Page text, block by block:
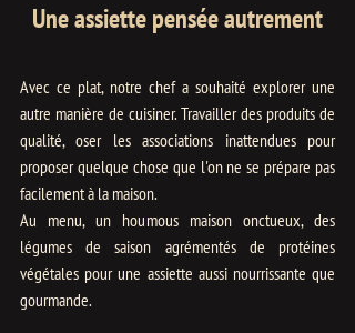
Une assiette pensée autrement
Avec ce plat, notre chef a souhaité explorer une
autre manière de cuisiner. Travailler des produits de
qualité, oser les associations inattendues pour
proposer quelque chose que l'on ne se prépare pas
facilement à la maison.
Au menu, un houmous maison onctueux, des
légumes de saison agrémentés de protéines
végétales pour une assiette aussi nourrissante que
gourmande.